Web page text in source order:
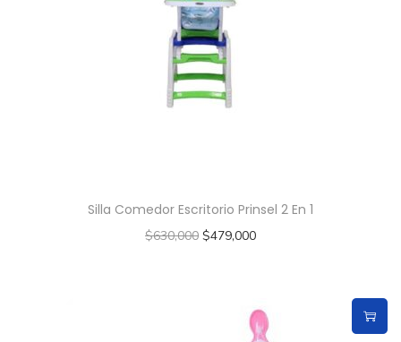
Silla Comedor Escritorio Prinsel 2 En 1
$630,000 $479,000